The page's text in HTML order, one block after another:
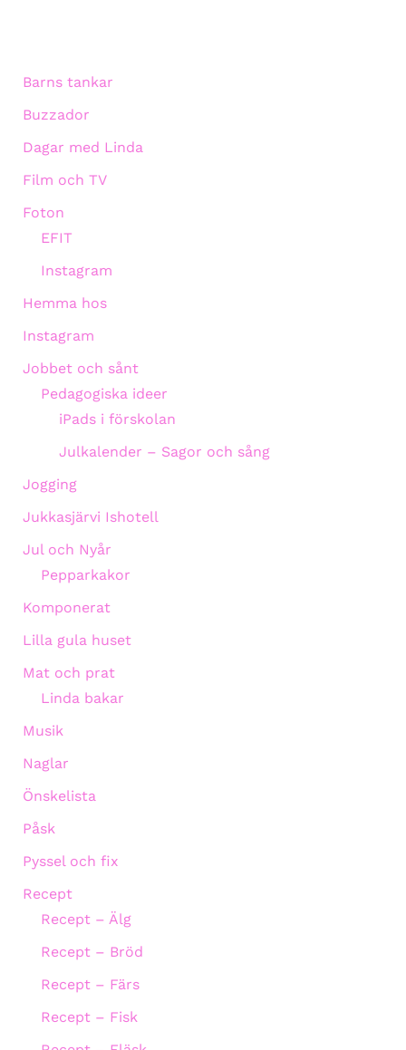
Barns tankar
Buzzador
Dagar med Linda
Film och TV
Foton
EFIT
Instagram
Hemma hos
Instagram
Jobbet och sånt
Pedagogiska ideer
iPads i förskolan
Julkalender – Sagor och sång
Jogging
Jukkasjärvi Ishotell
Jul och Nyår
Pepparkakor
Komponerat
Lilla gula huset
Mat och prat
Linda bakar
Musik
Naglar
Önskelista
Påsk
Pyssel och fix
Recept
Recept – Älg
Recept – Bröd
Recept – Färs
Recept – Fisk